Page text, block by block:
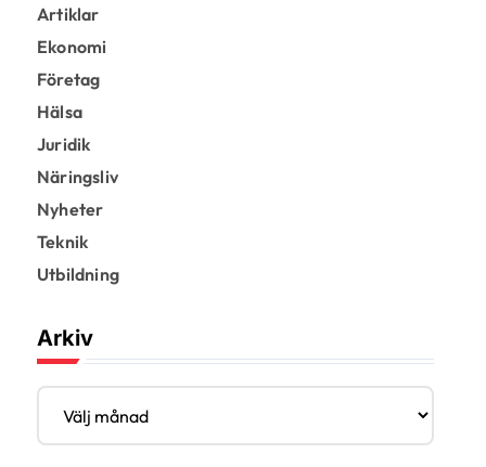
Artiklar
Ekonomi
Företag
Hälsa
Juridik
Näringsliv
Nyheter
Teknik
Utbildning
Arkiv
A
k